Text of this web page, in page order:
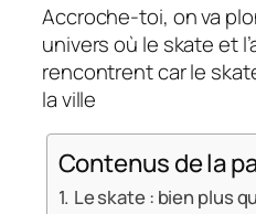
Accroche-toi, on va
univers où le skate et
rencontrent car le
la ville
Contenus de la
Le skate : bien plus